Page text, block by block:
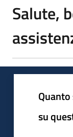
Salute,
su